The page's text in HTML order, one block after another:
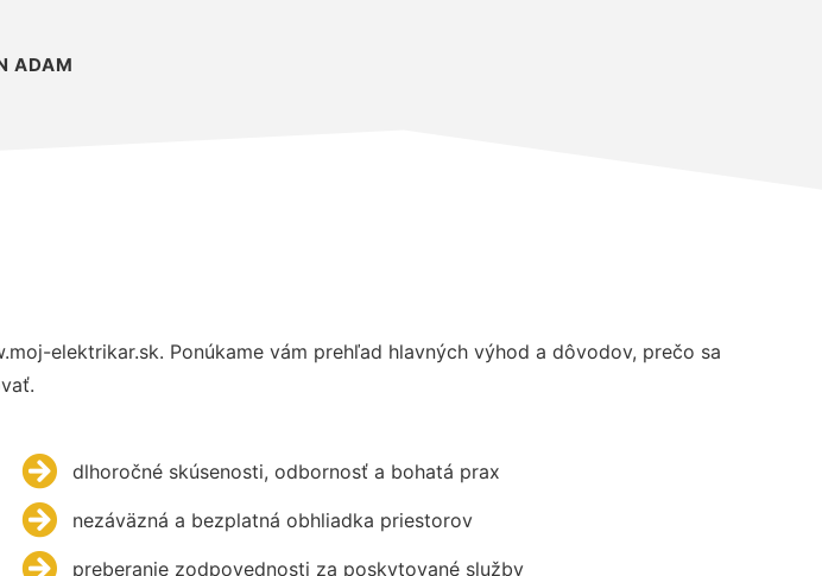
ADAM
elektrikar.sk. Ponúkame vám prehľad hlavných výhod a dôvodov, prečo sa
dlhoročné skúsenosti, odbornosť a bohatá prax
nezáväzná a bezplatná obhliadka priestorov
preberanie zodpovednosti za poskytované služby